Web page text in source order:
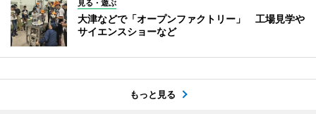
見る・遊ぶ
大津などで「オープンファクトリー」 工場見学や
サイエンスショーなど
もっと見る